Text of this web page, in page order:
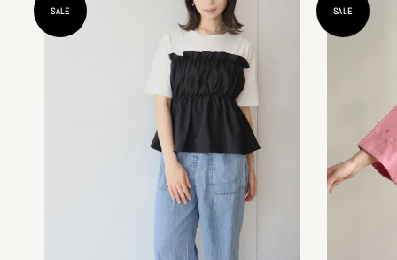
SALE SALE